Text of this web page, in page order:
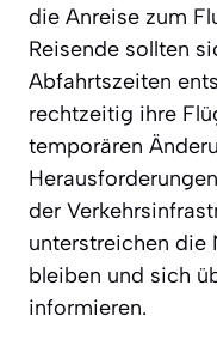
die Anreise zum
Reisende sollten
Abfahrtszeiten
rechtzeitig ihre
temporären
der
unterstreichen die
bleiben und sich
informieren.